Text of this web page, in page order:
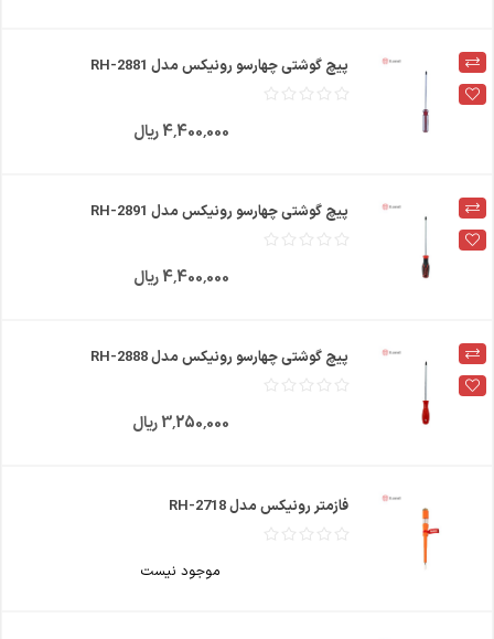
پیچ گوشتی چهارسو رونیکس مدل RH-2881
4٬400٬000 ریال
پیچ گوشتی چهارسو رونیکس مدل RH-2891
4٬400٬000 ریال
پیچ گوشتی چهارسو رونیکس مدل RH-2888
3٬250٬000 ریال
فازمتر رونیکس مدل RH-2718
موجود نیست